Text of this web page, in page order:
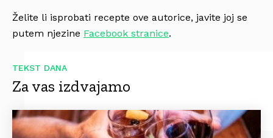
Želite li isprobati recepte ove autorice, javite joj se
putem njezine Facebook stranice.
TEKST DANA
Za vas izdvajamo